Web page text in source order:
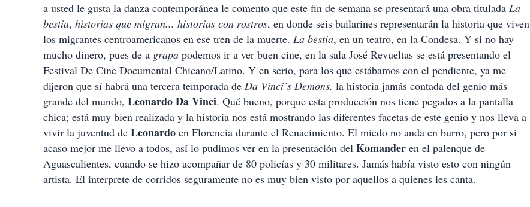
a usted le gusta la danza contemporánea le comento que este fin de semana se presentará una obra titulada La
bestia, historias que migran... historias con rostros, en donde seis bailarines representarán la historia que viven
los migrantes centroamericanos en ese tren de la muerte. La bestia, en un teatro, en la Condesa. Y si no hay
mucho dinero, pues de a grapa podemos ir a ver buen cine, en la sala José Revueltas se está presentando el
Festival De Cine Documental Chicano/Latino. Y en serio, para los que estábamos con el pendiente, ya me
dijeron que sí habrá una tercera temporada de Da Vinci´s Demons, la historia jamás contada del genio más
grande del mundo, Leonardo Da Vinci. Qué bueno, porque esta producción nos tiene pegados a la pantalla
chica; está muy bien realizada y la historia nos está mostrando las diferentes facetas de este genio y nos lleva a
vivir la juventud de Leonardo en Florencia durante el Renacimiento. El miedo no anda en burro, pero por si
acaso mejor me llevo a todos, así lo pudimos ver en la presentación del Komander en el palenque de
Aguascalientes, cuando se hizo acompañar de 80 policías y 30 militares. Jamás había visto esto con ningún
artista. El interprete de corridos seguramente no es muy bien visto por aquellos a quienes les canta.